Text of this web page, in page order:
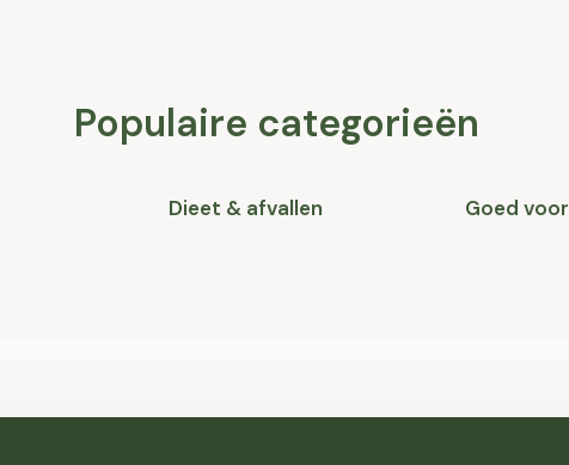
Populaire categorieën
Dieet & afvallen Goed voor